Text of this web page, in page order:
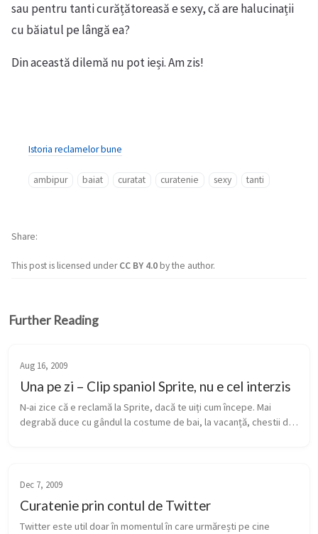
sau pentru tanti curățătoreasă e sexy, că are halucinații
cu băiatul pe lângă ea?
Din această dilemă nu pot ieși. Am zis!
Istoria reclamelor bune
ambipur baiat curatat curatenie sexy tanti
This post is licensed underCC BY 4.0by the author.
Share
Further Reading
Aug 16, 2009
Una pe zi – Clip spaniol Sprite, nu e cel interzis
N-ai zice că e reclamă la Sprite, dacă te uiți cum începe. Mai
degrabă duce cu gândul la costume de bai, la vacanță, chestii de
Dec 7, 2009
Curatenie prin contul de Twitter
Twitter este util doar în momentul în care urmărești pe cine